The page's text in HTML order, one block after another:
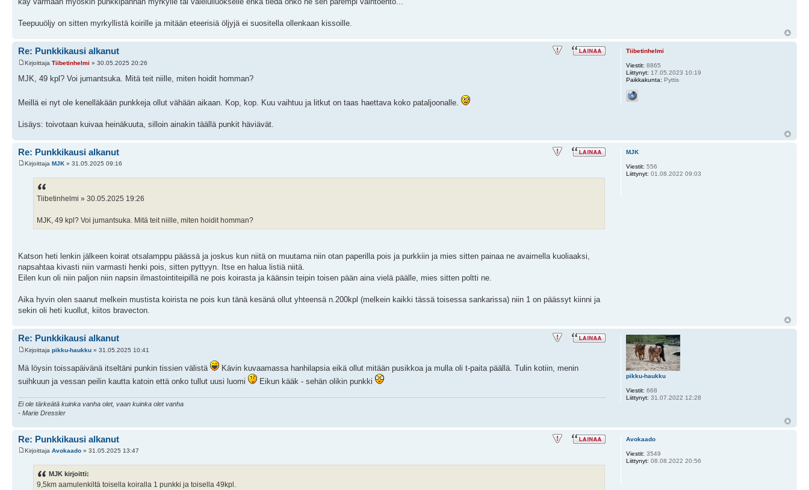
Teepuuöljy on sitten myrkyllistä koirille ja mitään eteerisiä öljyjä ei suositella ollenkaan kissoille.
Re: Punkkikausi alkanut
Kirjoittaja Tiibetinhelmi » 30.05.2025 20:26
MJK, 49 kpl? Voi jumantsuka. Mitä teit niille, miten hoidit homman?
Meillä ei nyt ole kenelläkään punkkeja ollut vähään aikaan. Kop, kop. Kuu vaihtuu ja litkut on taas haettava koko pataljoonalle.
Lisäys: toivotaan kuivaa heinäkuuta, silloin ainakin täällä punkit häviävät.
Tiibetinhelmi
Viestit: 8865
Liittynyt: 17.05.2023 10:19
Paikkakunta: Pyttis
Re: Punkkikausi alkanut
Kirjoittaja MJK » 31.05.2025 09:16
Tiibetinhelmi » 30.05.2025 19:26
MJK, 49 kpl? Voi jumantsuka. Mitä teit niille, miten hoidit homman?
Katson heti lenkin jälkeen koirat otsalamppu päässä ja joskus kun niitä on muutama niin otan paperilla pois ja purkkiin ja mies sitten painaa ne avaimella kuoliaaksi,
napsahtaa kivasti niin varmasti henki pois, sitten pyttyyn. Itse en halua listiä niitä.
Eilen kun oli niin paljon niin napsin ilmastointiteipillä ne pois koirasta ja käänsin teipin toisen pään aina vielä päälle, mies sitten poltti ne.
Aika hyvin olen saanut melkein mustista koirista ne pois kun tänä kesänä ollut yhteensä n.200kpl (melkein kaikki tässä toisessa sankarissa) niin 1 on päässyt kiinni ja
sekin oli heti kuollut, kiitos bravecton.
MJK
Viestit: 556
Liittynyt: 01.08.2022 09:03
Re: Punkkikausi alkanut
Kirjoittaja pikku-haukku » 31.05.2025 10:41
Mä löysin toissapäivänä itseltäni punkin tissien välistä
Kävin kuvaamassa hanhilapsia eikä ollut mitään pusikkoa ja mulla oli t-paita päällä. Tulin kotiin, menin
suihkuun ja vessan peilin kautta katoin että onko tullut uusi luomi
Eikun kääk - sehän olikin punkki
Ei ole tärkeätä kuinka vanha olet, vaan kuinka olet vanha
- Marie Dressler
pikku-haukku
Viestit: 668
Liittynyt: 31.07.2022 12:28
Re: Punkkikausi alkanut
Kirjoittaja Avokaado » 31.05.2025 13:47
MJK kirjoitti:
9,5km aamulenkiltä toisella koiralla 1 punkki ja toisella 49kpl.
Avokaado
Viestit: 3549
Liittynyt: 08.08.2022 20:56